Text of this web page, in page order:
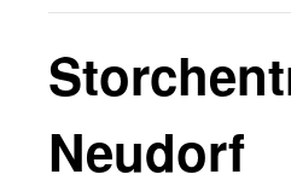
Neudorf